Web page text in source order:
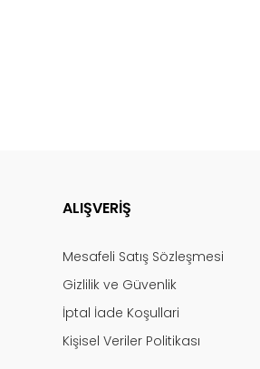
ALIŞVERİŞ
Mesafeli Satış Sözleşmesi
Gizlilik ve Güvenlik
İptal İade Koşullari
Kişisel Veriler Politikası